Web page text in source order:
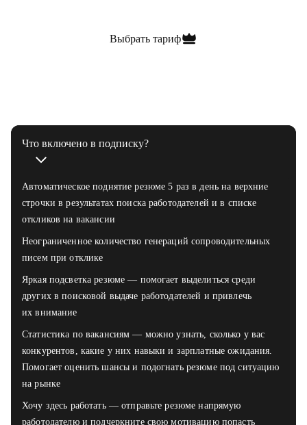
Выбрать тариф
Что включено в подписку?
Автоматическое поднятие резюме 5 раз в день на верхние
строчки в результатах поиска работодателей и в списке
откликов на вакансии
Неограниченное количество генераций сопроводительных
писем при отклике
Яркая подсветка резюме — помогает выделиться среди
других в поисковой выдаче работодателей и привлечь
их внимание
Статистика по вакансиям — можно узнать, сколько у вас
конкурентов, какие у них навыки и зарплатные ожидания.
Помогает оценить шансы и подогнать резюме под ситуацию
на рынке
Хочу здесь работать — отправьте резюме напрямую
работодателю и подчеркните свою мотивацию попасть